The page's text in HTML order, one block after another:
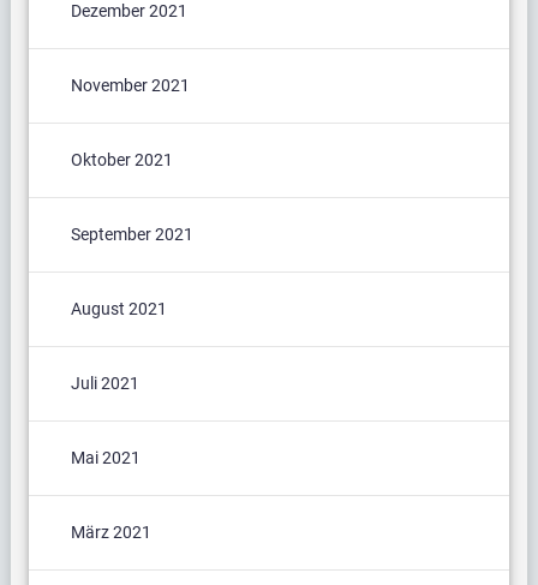
Dezember 2021
November 2021
Oktober 2021
September 2021
August 2021
Juli 2021
Mai 2021
März 2021